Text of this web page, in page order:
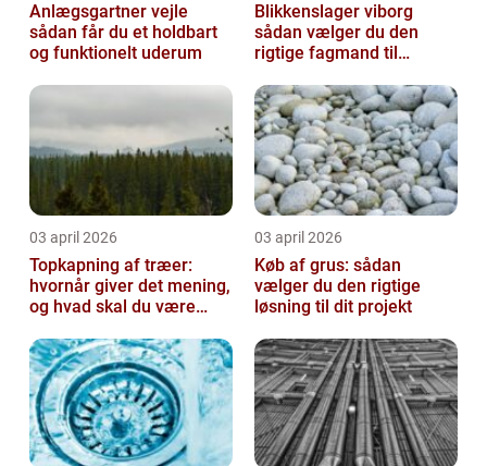
Anlægsgartner vejle
sådan får du et holdbart
og funktionelt uderum
Blikkenslager viborg
sådan vælger du den
rigtige fagmand til
03 april 2026
Topkapning af træer:
hvornår giver det mening,
og hvad skal du være
03 april 2026
Køb af grus: sådan
vælger du den rigtige
løsning til dit projekt